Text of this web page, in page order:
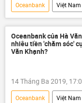
Oceanbank Việt Nam
Hà văn Thắm
Oceanbank của Hà
nhiêu tiền 'chăm sóc'
Văn Khạnh?
14 Tháng Ba 2019,
Oceanbank Việt Nam